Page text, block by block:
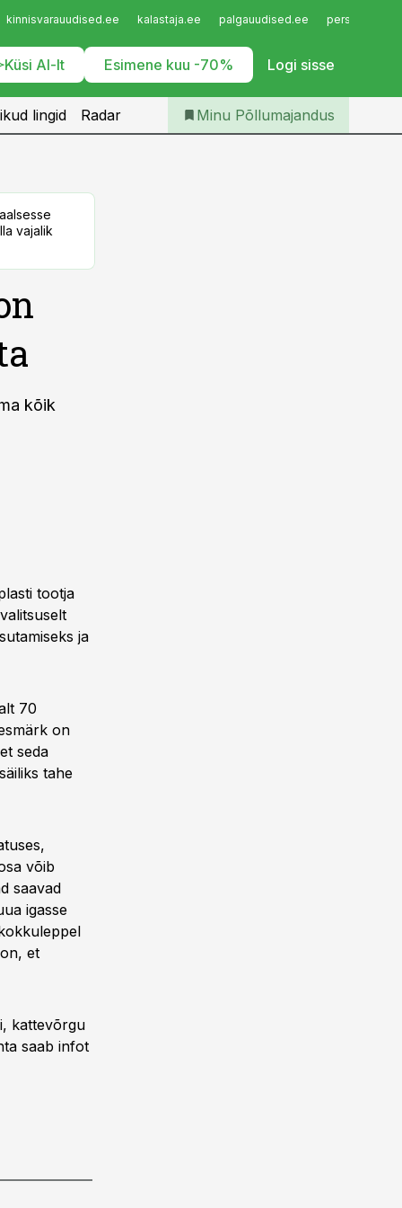
kinnisvarauudised.ee kalastaja.ee palgauudised.ee
Küsi AI-lt Esimene kuu -70% Logi sisse
Iseteenindus
Telli Põllumajandus
lingid Radar Minu Põllumajandus
vajalik
kõik
tootja
ja
70
on
seda
tahe
võib
saavad
igasse
et
kattevõrgu
saab infot